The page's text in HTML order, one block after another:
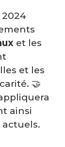
et les
et les
🤝
ainsi